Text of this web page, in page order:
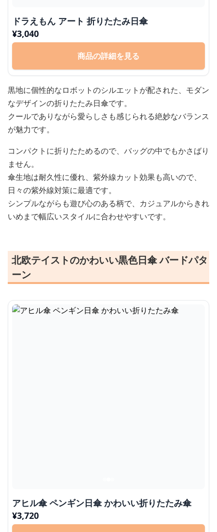
ドラえもん アート 折りたたみ日傘
¥3,040
商品の詳細を見る
黒地に個性的なロボットのシルエットが配された、モダン
なデザインの折りたたみ日傘です。
クールでありながら愛らしさも感じられる絶妙なバランス
が魅力です。
コンパクトに折りたためるので、バッグの中でもかさばり
ません。
傘生地は耐久性に優れ、紫外線カット効果も高いので、
日々の紫外線対策に最適です。
シンプルながらも遊び心のある柄で、カジュアルからきれ
いめまで幅広いスタイルに合わせやすいです。
北欧テイストのかわいい黒色日傘 バードパタ
ーン
アヒル傘 ペンギン日傘 かわいい折りたたみ傘
¥3,720